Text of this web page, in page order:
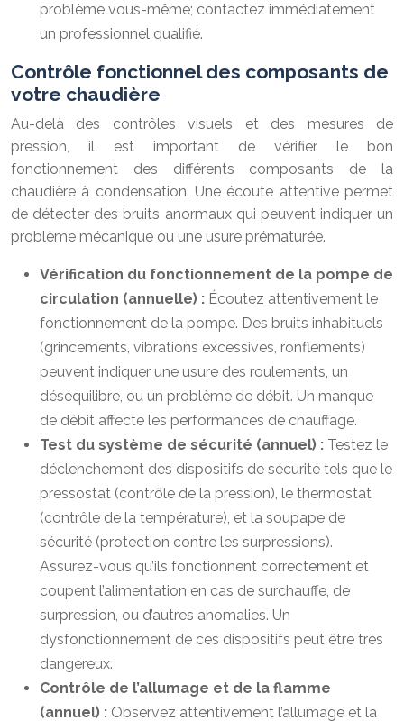
problème vous-même; contactez immédiatement
un professionnel qualifié.
Contrôle fonctionnel des composants de
votre chaudière
Au-delà des contrôles visuels et des mesures de
pression, il est important de vérifier le bon
fonctionnement des différents composants de la
chaudière à condensation. Une écoute attentive permet
de détecter des bruits anormaux qui peuvent indiquer un
problème mécanique ou une usure prématurée.
Vérification du fonctionnement de la pompe de
circulation (annuelle) : Écoutez attentivement le
fonctionnement de la pompe. Des bruits inhabituels
(grincements, vibrations excessives, ronflements)
peuvent indiquer une usure des roulements, un
déséquilibre, ou un problème de débit. Un manque
de débit affecte les performances de chauffage.
Test du système de sécurité (annuel) : Testez le
déclenchement des dispositifs de sécurité tels que le
pressostat (contrôle de la pression), le thermostat
(contrôle de la température), et la soupape de
sécurité (protection contre les surpressions).
Assurez-vous qu’ils fonctionnent correctement et
coupent l’alimentation en cas de surchauffe, de
surpression, ou d’autres anomalies. Un
dysfonctionnement de ces dispositifs peut être très
dangereux.
Contrôle de l’allumage et de la flamme
(annuel) : Observez attentivement l’allumage et la